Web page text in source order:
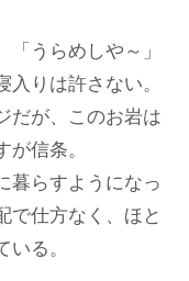
うらめしや～」
りは許さない。
だが、このお岩は
信条。
暮らすようになっ
で仕方なく、ほと
る。